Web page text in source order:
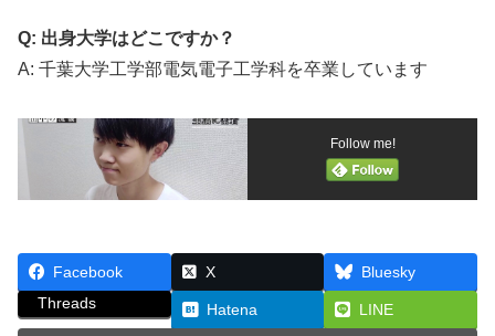
Q: 出身大学はどこですか？
A: 千葉大学工学部電気電子工学科を卒業しています
Follow me!
Facebook X
Bluesky
Threads
Hatena LINE